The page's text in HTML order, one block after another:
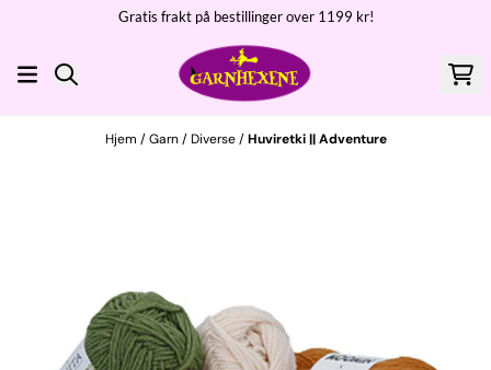
Hopp til innholdGratis frakt på bestillinger over 1199 kr!
Hjem /Garn/Diverse/Huviretki || Adventure